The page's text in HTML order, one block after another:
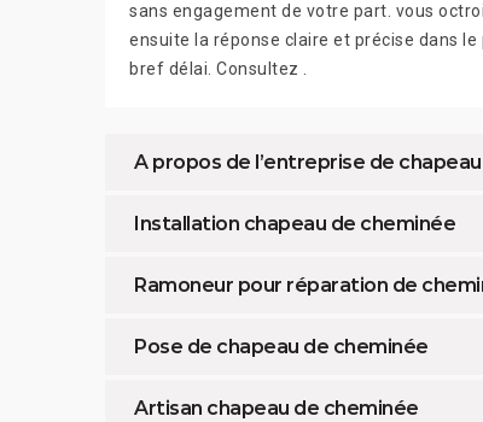
sans engagement de votre part. vous
ensuite la réponse claire et précise dans le
bref délai. Consultez .
A propos de l’entreprise de
Installation chapeau de cheminée
Ramoneur pour réparation de
Pose de chapeau de cheminée
Artisan chapeau de cheminée